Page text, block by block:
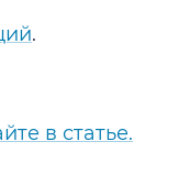
.
в статье.